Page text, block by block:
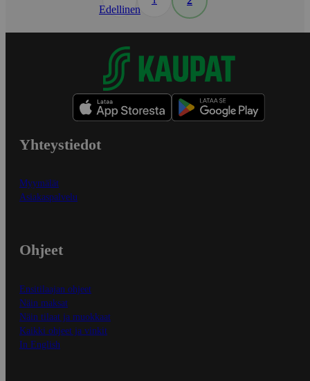
Edellinen
Yhteystiedot
Myymälät
Asiakaspalvelu
Ohjeet
Ensitilaajan ohjeet
Näin maksat
Näin tilaat ja muokkaat
Kaikki ohjeet ja vinkit
In English